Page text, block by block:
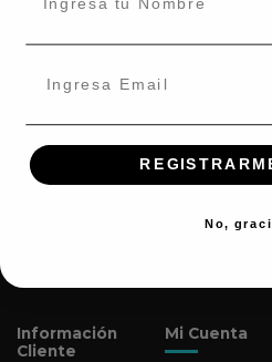
Opiniones
Excepteur sint occaecat cupidatat
adipisicing elit, sed do eiusmod.
Ipsum dolor sit
Información
Cliente
Mi Cuenta
No,